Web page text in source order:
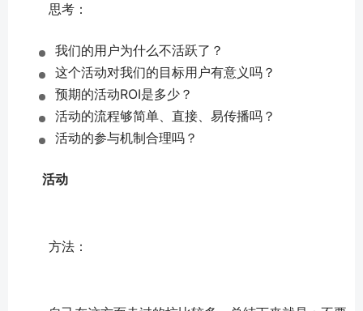
	思考：
我们的用户为什么不活跃了？
这个活动对我们的目标用户有意义吗？
预期的活动ROI是多少？
活动的流程够简单、直接、易传播吗？
活动的参与机制合理吗？
活动
	方法：